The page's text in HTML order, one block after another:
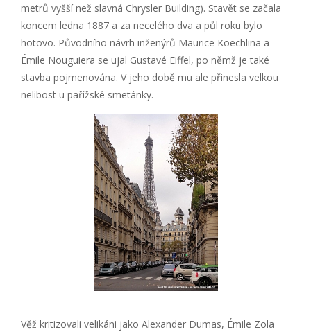
metrů vyšší než slavná Chrysler Building). Stavět se začala
koncem ledna 1887 a za necelého dva a půl roku bylo
hotovo. Původního návrh inženýrů Maurice Koechlina a
Émile Nouguiera se ujal Gustavé Eiffel, po němž je také
stavba pojmenována. V jeho době mu ale přinesla velkou
nelibost u pařížské smetánky.
Věž kritizovali velikáni jako Alexander Dumas, Émile Zola